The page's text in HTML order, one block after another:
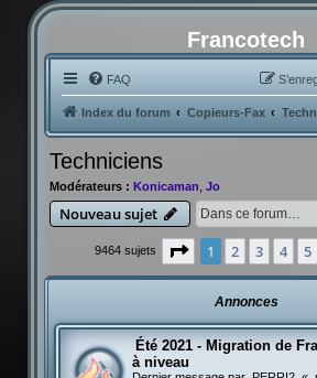
Francotech
FAQ
Index du forum Copieurs-Fax
Techniciens
Modérateurs : Konicaman, Jo
Nouveau sujet
9464 sujets Page 1sur190
1 2 3 4 5
Annonces
Été 2021 - Migration de
à niveau